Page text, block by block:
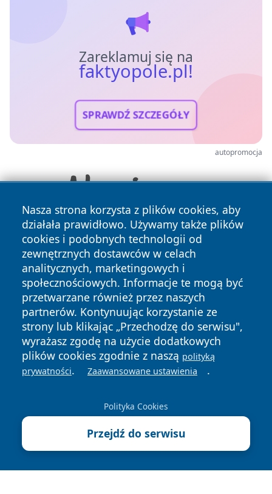
Zareklamuj się na
faktyopole.pl!
SPRAWDŹ SZCZEGÓŁY
autopromocja
Nasza strona korzysta z plików cookies, aby
działała prawidłowo. Używamy także plików
cookies i podobnych technologii od
zewnętrznych dostawców w celach
analitycznych, marketingowych i
społecznościowych. Informacje te mogą być
przetwarzane również przez naszych
partnerów. Kontynuując korzystanie ze
strony lub klikając „Przechodzę do serwisu",
wyrażasz zgodę na użycie dodatkowych
plików cookies zgodnie z naszą polityką
prywatności. Zaawansowane ustawienia .
Polityka Cookies
Przejdź do serwisu
Copyright © 2026 faktyopole.pl Wszystkie prawa zastrzeżone.
News Autorzy
Polityka
Prywatności
Polityka
Cookies